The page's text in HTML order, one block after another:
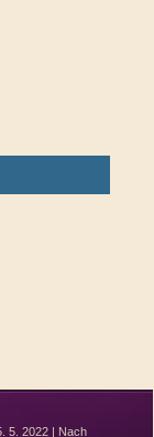
5. 2022 | Nach